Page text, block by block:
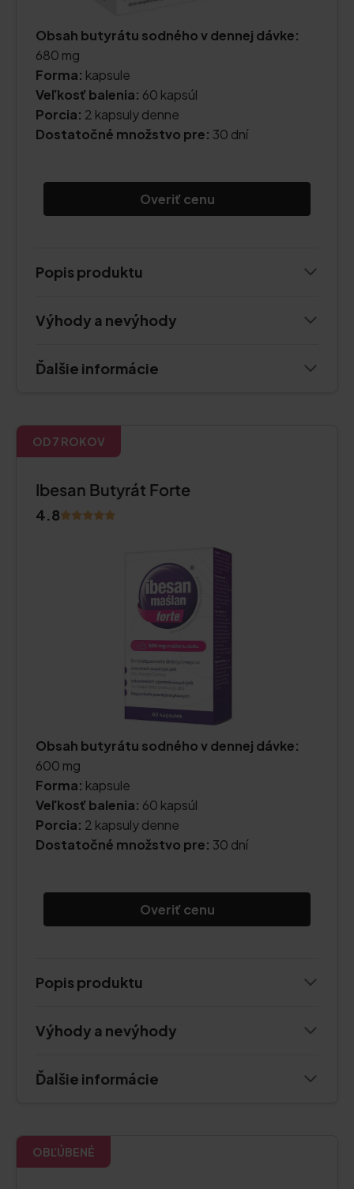
Obsah butyrátu sodného v dennej dávke:
680 mg
Forma: kapsule
Veľkosť balenia: 60 kapsúl
Porcia: 2 kapsuly denne
Dostatočné množstvo pre: 30 dní
Overiť cenu
Popis produktu
Výhody a nevýhody
Ďalšie informácie
OD 7 ROKOV
Ibesan Butyrát Forte
4.8
Obsah butyrátu sodného v dennej dávke:
600 mg
Forma: kapsule
Veľkosť balenia: 60 kapsúl
Porcia: 2 kapsuly denne
Dostatočné množstvo pre: 30 dní
Overiť cenu
Popis produktu
Výhody a nevýhody
Ďalšie informácie
OBĽÚBENÉ